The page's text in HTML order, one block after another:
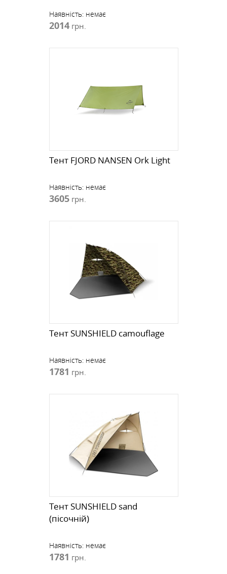
Наявність: немає
2014 грн.
Тент FJORD NANSEN Ork Light
Наявність: немає
3605 грн.
Тент SUNSHIELD camouflage
Наявність: немає
1781 грн.
Тент SUNSHIELD sand
(пісочній)
Наявність: немає
1781 грн.